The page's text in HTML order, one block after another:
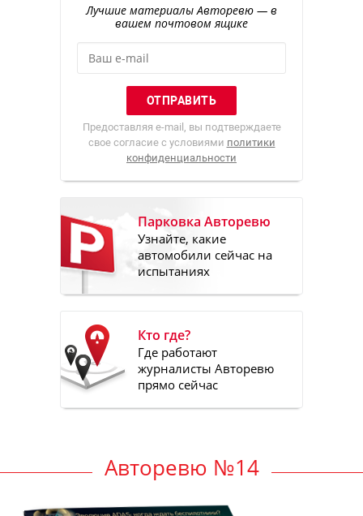
Лучшие материалы Авторевю — в
вашем почтовом ящике
Предоставляя e-mail, вы подтверждаете
свое согласие с условиями политики
конфиденциальности
Парковка Авторевю
Узнайте, какие
автомобили сейчас на
испытаниях
Кто где?
Где работают
журналисты Авторевю
прямо сейчас
Авторевю №14